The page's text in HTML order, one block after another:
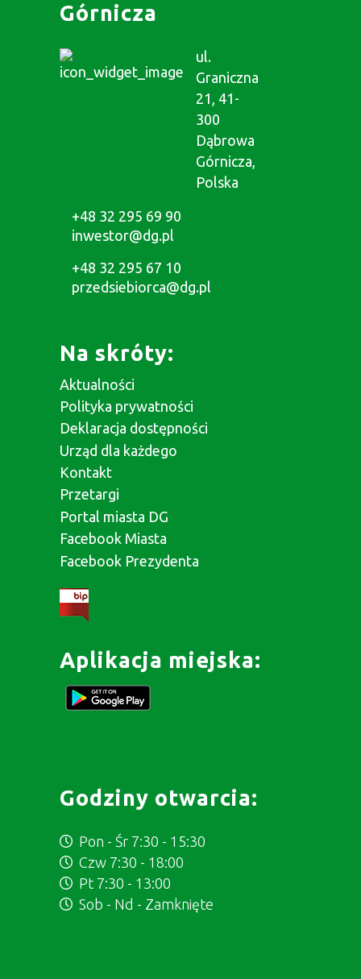
Górnicza
ul.
Graniczna
21, 41-
300
Dąbrowa
Górnicza,
Polska
+48 32 295 69 90
inwestor@dg.pl
+48 32 295 67 10
przedsiebiorca@dg.pl
Na skróty:
Aktualności
Polityka prywatności
Deklaracja dostępności
Urząd dla każdego
Kontakt
Przetargi
Portal miasta DG
Facebook Miasta
Facebook Prezydenta
Aplikacja miejska:
Godziny otwarcia:
Pon - Śr 7:30 - 15:30
Czw 7:30 - 18:00
Pt 7:30 - 13:00
Sob - Nd - Zamknięte